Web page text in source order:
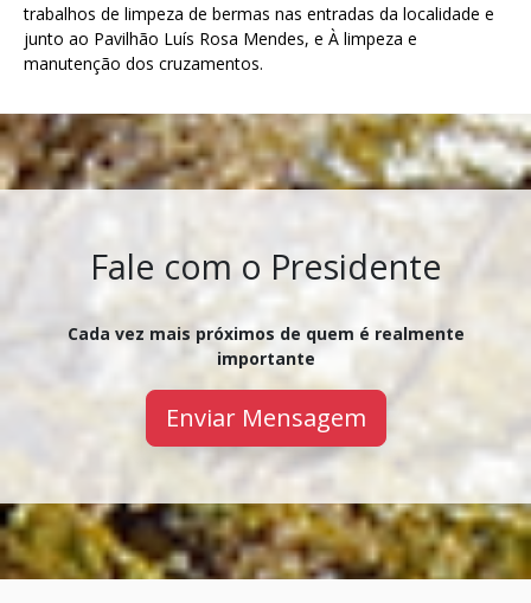
trabalhos de limpeza de bermas nas entradas da localidade e
junto ao Pavilhão Luís Rosa Mendes, e À limpeza e
manutenção dos cruzamentos.
Fale com o Presidente
Cada vez mais próximos de quem é realmente
importante
Enviar Mensagem